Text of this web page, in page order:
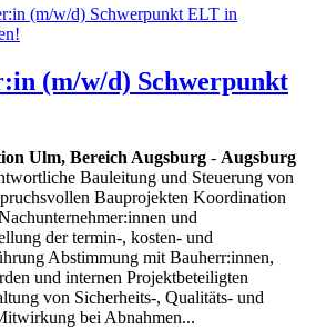
(m/w/d) Schwerpunkt
Ulm, Bereich Augsburg - Augsburg
Bauleitung und Steuerung von
Bauprojekten Koordination
und
der termin-, kosten- und
Abstimmung mit Bauherr:innen,
und internen Projektbeteiligten
von Sicherheits-, Qualitäts- und
bei Abnahmen...